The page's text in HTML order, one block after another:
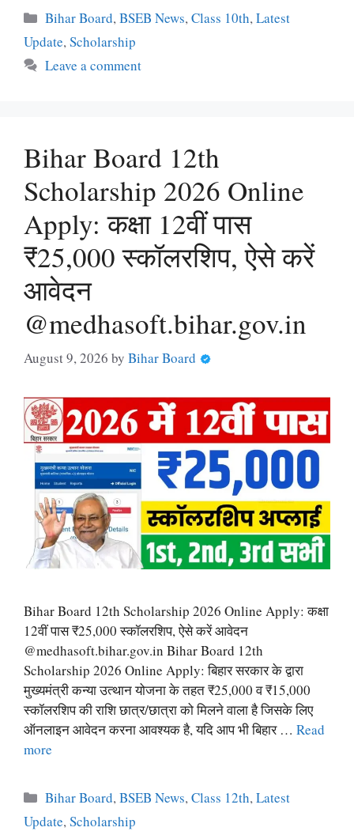
Categories
Bihar Board,BSEB News,Class 10th,Latest
Update,Scholarship
Leave a comment
Bihar Board 12th
Scholarship 2026 Online
Apply: कक्षा 12वीं पास
₹25,000 स्कॉलरशिप, ऐसे करें
आवेदन
@medhasoft.bihar.gov.in
August 9, 2026 by Bihar Board
Bihar Board 12th Scholarship 2026 Online Apply: कक्षा
12वीं पास ₹25,000 स्कॉलरशिप, ऐसे करें आवेदन
@medhasoft.bihar.gov.in Bihar Board 12th
Scholarship 2026 Online Apply: बिहार सरकार के द्वारा
मुख्यमंत्री कन्या उत्थान योजना के तहत ₹25,000 व ₹15,000
स्कॉलरशिप की राशि छात्र/छात्रा को मिलने वाला है जिसके लिए
ऑनलाइन आवेदन करना आवश्यक है, यदि आप भी बिहार … Read
more
Categories
Bihar Board,BSEB News,Class 12th,Latest
Update,Scholarship